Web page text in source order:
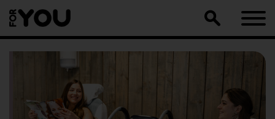
naar
artikel